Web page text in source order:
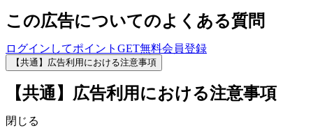
この広告についてのよくある質問
ログインしてポイントGET無料会員登録
【共通】広告利用における注意事項
【共通】広告利用における注意事項
閉じる